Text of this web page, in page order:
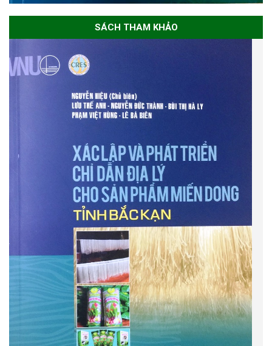
SÁCH THAM KHẢO